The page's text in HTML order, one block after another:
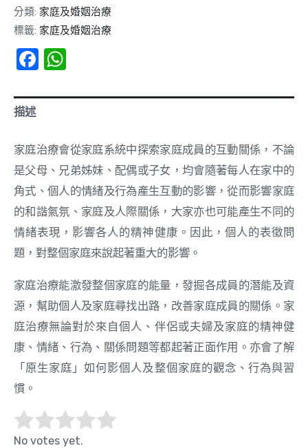
分類: 家庭及婚姻治療
標籤: 家庭及婚姻治療
Facebook
描述
家庭治療會從家庭系統中探索家庭成員的互動關係，不論
是父母、兄弟姊妹、配偶或子女，均會隨著每人在家中的
角式、個人的情緒及行為產生互動的影響，從而影響家庭
的和諧氣氛、家庭及人際關係，大家亦也可能產生不同的
情緒表現，影響各人的精神健康。因此，個人的表徵問
題，對整個家庭來說起著重大的影響。
家庭治療能激發整個家庭的能量，發掘各成員的潛能及資
源，幫助個人及家庭尋找出路，改善家庭成員的關係。家
庭治療無論對於來自個人、伴侶或夫婦及家庭的精神健
康、情緒、行為、關係問題等都起著正面作用。亦會了解
「原生家庭」如何影個人及整個家庭的觀念、行為與習
慣。
No votes yet.